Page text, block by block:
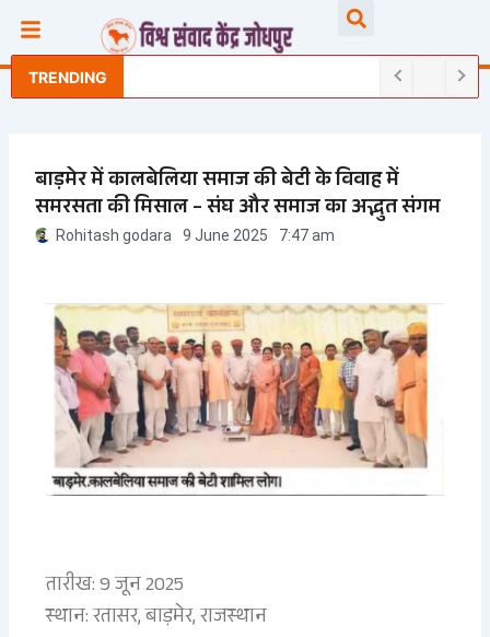
content
TRENDING
बाड़मेर में कालबेलिया समाज की बेटी के विवाह में
समरसता की मिसाल – संघ और समाज का अद्भुत संगम
Rohitash godara 9 June 2025 7:47 am
तारीख: 9 जून 2025
स्थान: रतासर, बाड़मेर, राजस्थान